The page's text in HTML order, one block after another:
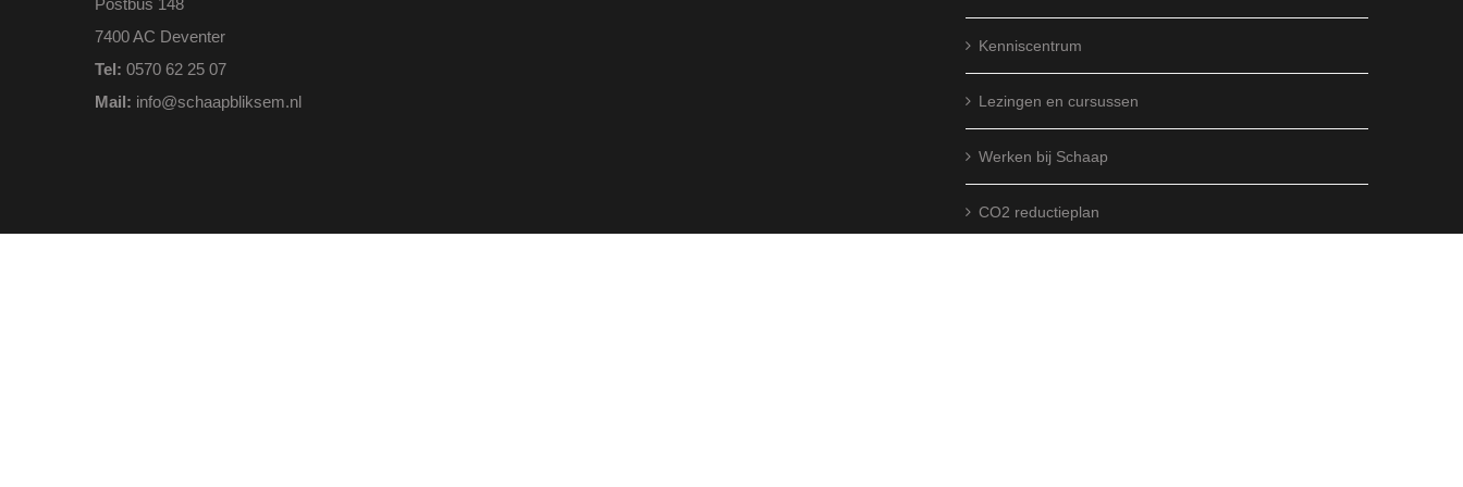
Postbus 148
7400 AC Deventer
Tel: 0570 62 25 07
Mail: info@schaapbliksem.nl
Kenniscentrum
Lezingen en cursussen
Werken bij Schaap
CO2 reductieplan